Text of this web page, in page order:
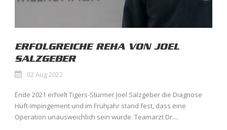
ERFOLGREICHE REHA VON JOEL
SALZGEBER
02 Aug 2022
Ende 2021 erhielt Tigers-Stürmer Joel Salzgeber die Diagnose
Hüft-Impingement und im Frühjahr stand fest, dass eine
Operation unausweichlich sein würde. Teamarzt Dr....